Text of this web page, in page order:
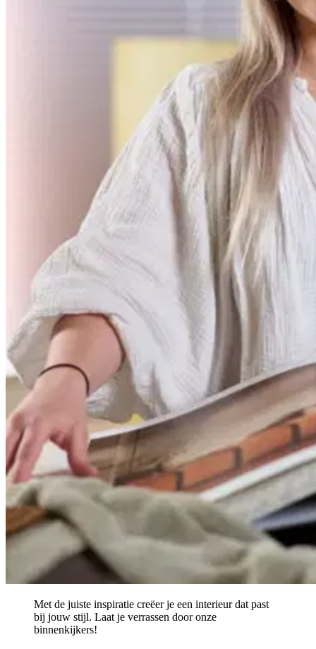
Met de juiste inspiratie creëer je een interieur dat past
bij jouw stijl. Laat je verrassen door onze
binnenkijkers!